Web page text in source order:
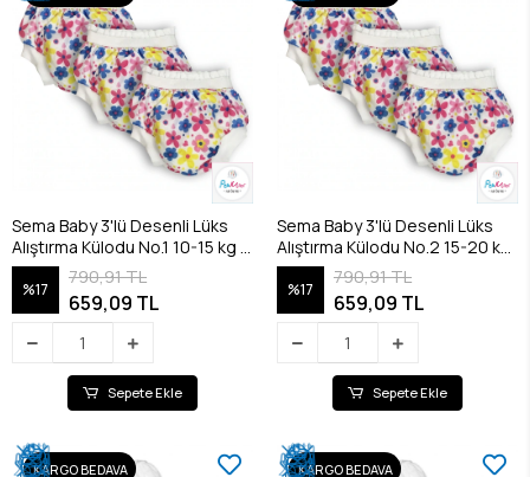
Sema Baby 3'lü Desenli Lüks
Alıştırma Külodu No.1 10-15 kg -
Flowers
%17
790,91 TL
659,09 TL
Sepete Ekle
Sema Baby 3'lü Desenli Lüks
Alıştırma Külodu No.2 15-20 kg
- Flowers
%17
790,91 TL
659,09 TL
Sepete Ekle
KARGO BEDAVA KARGO BEDAVA